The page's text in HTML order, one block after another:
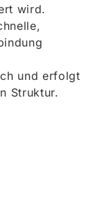
wird.
und erfolgt
Struktur.